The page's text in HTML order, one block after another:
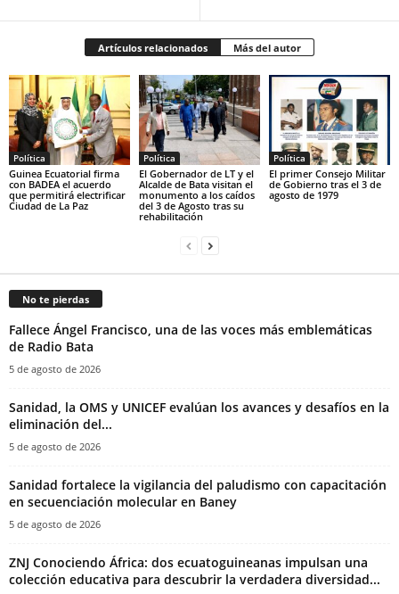
Artículos relacionados Más del autor
Política
Guinea Ecuatorial firma
con BADEA el acuerdo
que permitirá electrificar
Ciudad de La Paz
Política
El Gobernador de LT y el
Alcalde de Bata visitan el
monumento a los caídos
del 3 de Agosto tras su
rehabilitación
Política
El primer Consejo Militar
de Gobierno tras el 3 de
agosto de 1979
No te pierdas
Fallece Ángel Francisco, una de las voces más emblemáticas
de Radio Bata
5 de agosto de 2026
Sanidad, la OMS y UNICEF evalúan los avances y desafíos en la
eliminación del...
5 de agosto de 2026
Sanidad fortalece la vigilancia del paludismo con capacitación
en secuenciación molecular en Baney
5 de agosto de 2026
ZNJ Conociendo África: dos ecuatoguineanas impulsan una
colección educativa para descubrir la verdadera diversidad...